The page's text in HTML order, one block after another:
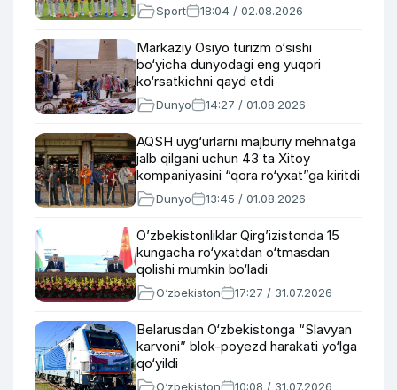
Sport 18:04 / 02.08.2026
Markaziy Osiyo turizm o‘sishi
bo‘yicha dunyodagi eng yuqori
ko‘rsatkichni qayd etdi
Dunyo 14:27 / 01.08.2026
AQSH uyg‘urlarni majburiy mehnatga
jalb qilgani uchun 43 ta Xitoy
kompaniyasini “qora ro‘yxat”ga kiritdi
Dunyo 13:45 / 01.08.2026
O’zbekistonliklar Qirg’izistonda 15
kungacha ro‘yxatdan o‘tmasdan
qolishi mumkin bo‘ladi
O‘zbekiston 17:27 / 31.07.2026
Belarusdan O‘zbekistonga “Slavyan
karvoni” blok-poyezd harakati yo‘lga
qo‘yildi
O‘zbekiston 10:08 / 31.07.2026